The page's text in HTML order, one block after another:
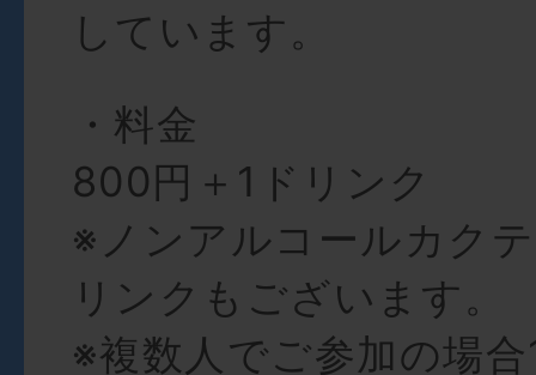
しています。
・料金
800円＋1ドリンク
※ノンアルコールカク
リンクもございます。
※複数人でご参加の場